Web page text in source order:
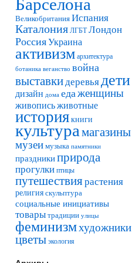
ВеликобританияИспания
Каталония ЛГБТ Лондон
РоссияУкраина
активизм архитектура
ботаника веганство война
выставкидеревьядети
дизайн дома едаженщины
живописьживотные
историякниги
культурамагазины
музеимузыка памятники
праздникиприрода
прогулкиптицы
путешествиярастения
религияскульптура
социальные инициативы
товарытрадиции улицы
феминизмхудожники
цветы экология